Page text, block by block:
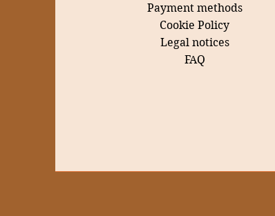
Payment methods
Cookie Policy
Legal notices
FAQ